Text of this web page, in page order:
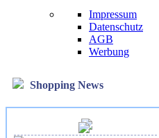
Impressum
Datenschutz
AGB
Werbung
Shopping News